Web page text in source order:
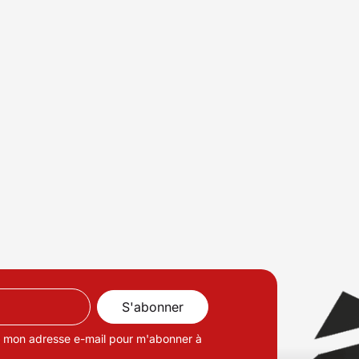
adresse e-mail pour m'abonner à